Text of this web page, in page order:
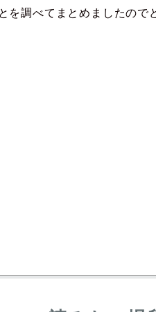
を調べてまとめましたので